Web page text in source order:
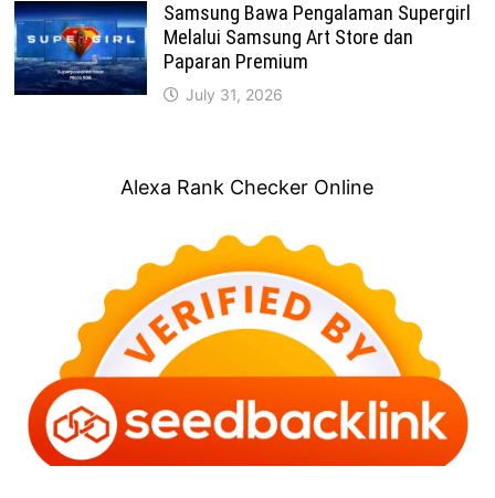
Samsung Bawa Pengalaman Supergirl
Melalui Samsung Art Store dan
Paparan Premium
July 31, 2026
Alexa Rank Checker Online